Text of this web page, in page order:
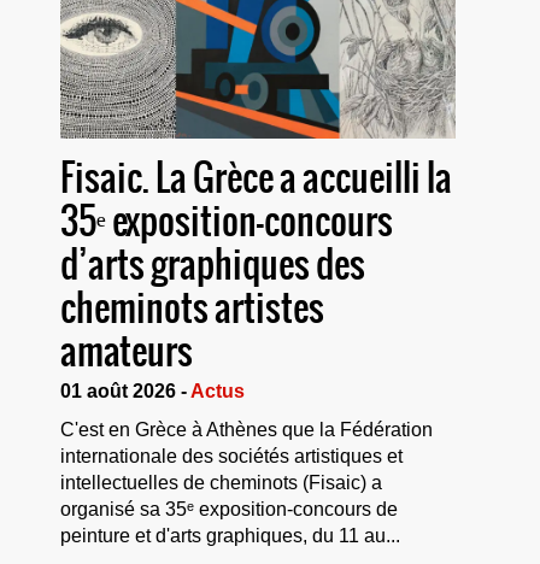
Fisaic. La Grèce a accueilli la
35ᵉ exposition-concours
d’arts graphiques des
cheminots artistes
amateurs
01 août 2026 -Actus
C'est en Grèce à Athènes que la Fédération
internationale des sociétés artistiques et
intellectuelles de cheminots (Fisaic) a
organisé sa 35ᵉ exposition-concours de
peinture et d'arts graphiques, du 11 au...